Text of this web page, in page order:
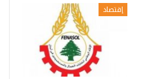
إقتصاد